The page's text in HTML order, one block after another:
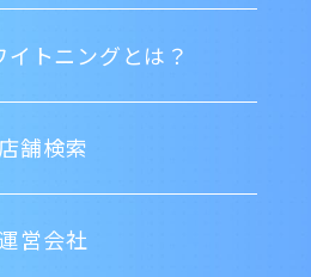
イトニングとは？
店舗検索
営会社